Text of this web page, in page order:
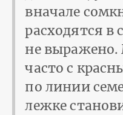
вначале
расходятся в
не выражено.
часто с
по линии
лежке